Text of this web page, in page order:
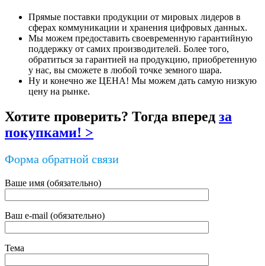
Прямые поставки продукции от мировых лидеров в
сферах коммуникации и хранения цифровых данных.
Мы можем предоставить своевременную гарантийную
поддержку от самих производителей. Более того,
обратиться за гарантией на продукцию, приобретенную
у нас, вы сможете в любой точке земного шара.
Ну и конечно же ЦЕНА! Мы можем дать самую низкую
цену на рынке.
Хотите проверить? Тогда вперед за
покупками! >
Форма обратной связи
Ваше имя (обязательно)
Ваш e-mail (обязательно)
Тема